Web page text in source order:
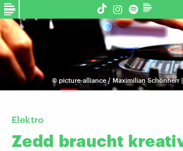
© picture-alliance / Maximilian Schönherr
Elektro
Zedd braucht